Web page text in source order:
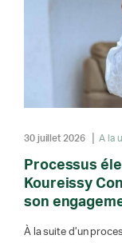
30 juillet 2026 A la
Processus
Koureissy
son
À la suite d’un